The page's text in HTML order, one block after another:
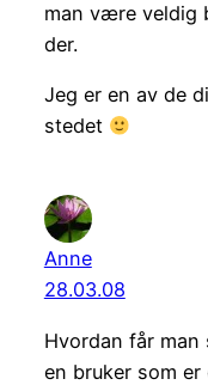
man være veldig
der.
Jeg er en av de
stedet
Anne
28.03.08
Hvordan får
en bruker som er